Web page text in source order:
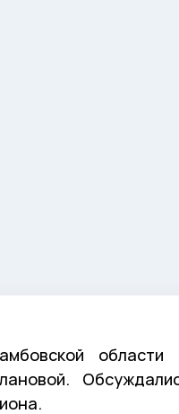
области